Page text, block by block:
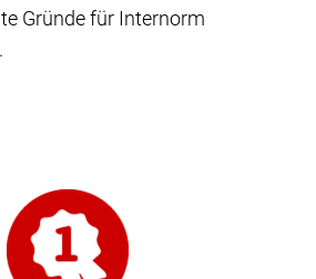
Gründe für Internorm